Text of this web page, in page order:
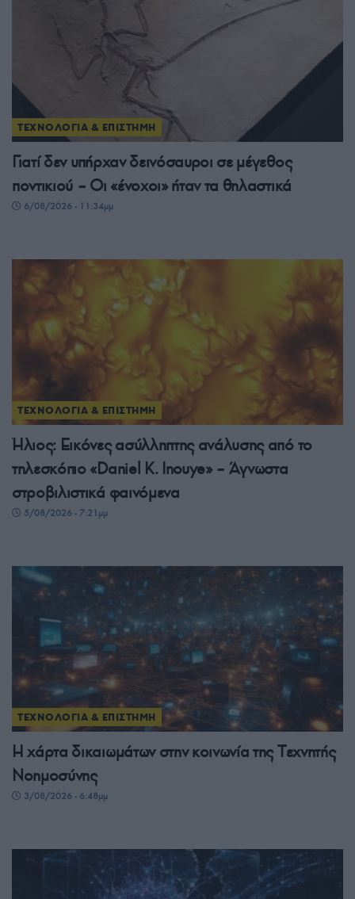
ΤΕΧΝΟΛΟΓΙΑ & ΕΠΙΣΤΗΜΗ
Γιατί δεν υπήρχαν δεινόσαυροι σε μέγεθος
ποντικιού – Οι «ένοχοι» ήταν τα θηλαστικά
6/08/2026 - 11:34μμ
ΤΕΧΝΟΛΟΓΙΑ & ΕΠΙΣΤΗΜΗ
Ήλιος: Εικόνες ασύλληπτης ανάλυσης από το
τηλεσκόπιο «Daniel K. Inouye» – Άγνωστα
στροβιλιστικά φαινόμενα
5/08/2026 - 7:21μμ
ΤΕΧΝΟΛΟΓΙΑ & ΕΠΙΣΤΗΜΗ
H χάρτα δικαιωμάτων στην κοινωνία της Tεχνητής
Νοημοσύνης
3/08/2026 - 6:48μμ